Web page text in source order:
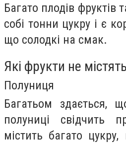
Багато плодів фруктів
собі тонни цукру і є
що солодкі на смак.
Які фрукти не
Полуниця
Багатьом здається,
полуниці
містить багато